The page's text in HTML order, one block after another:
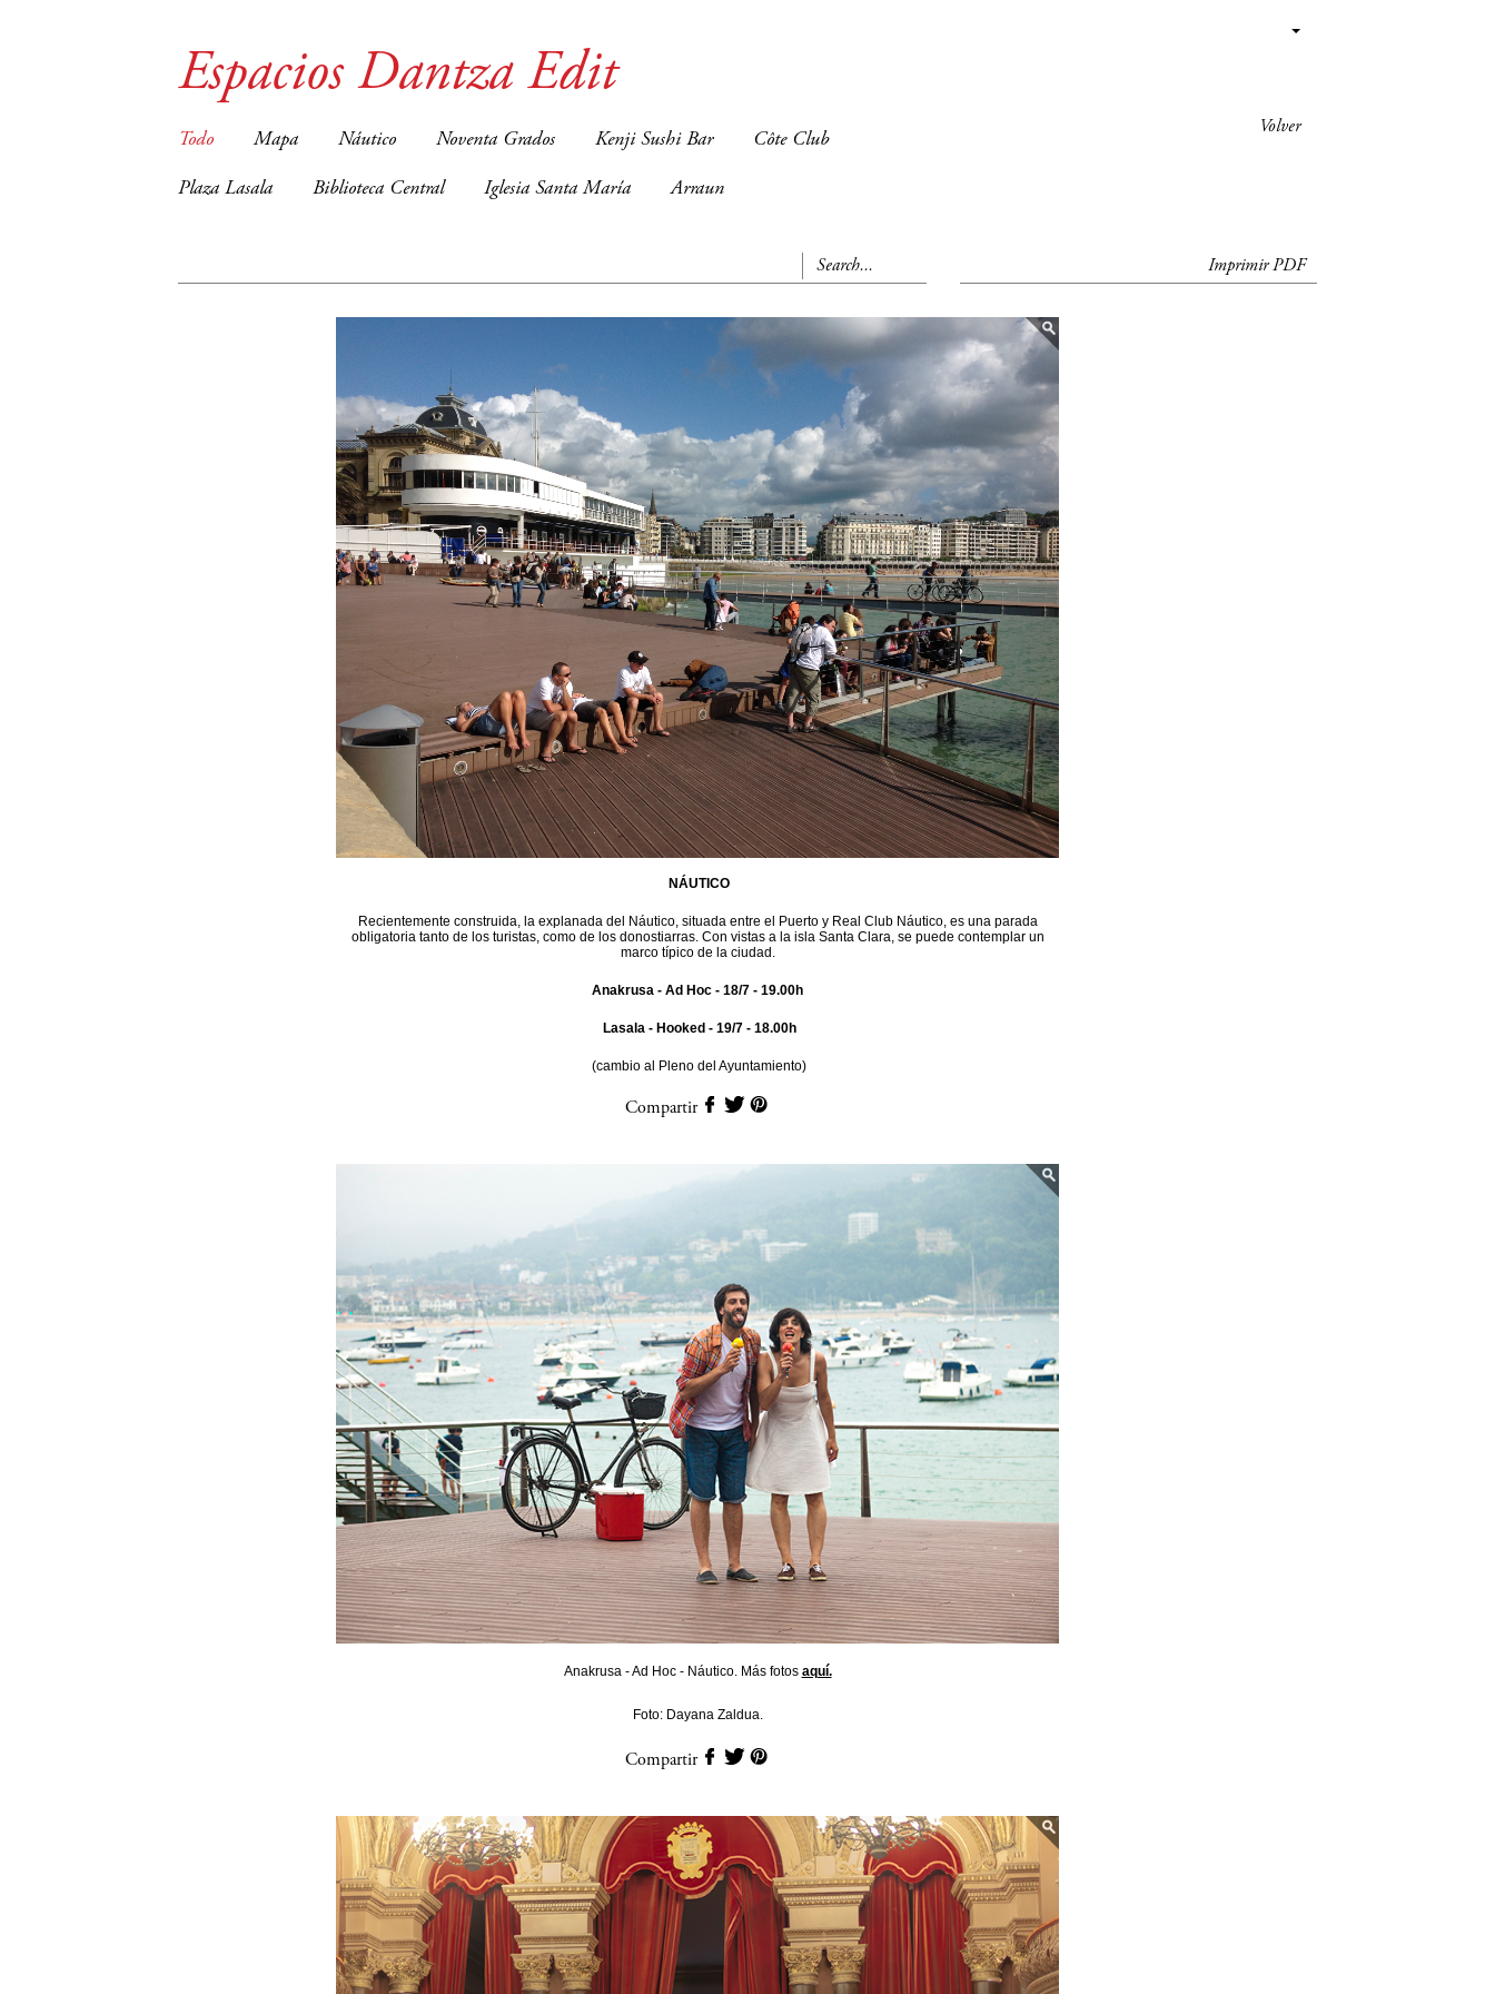
Volver
Espacios Dantza Edit
Todo Mapa Náutico Noventa Grados Kenji Sushi Bar Côte Club
Plaza Lasala Biblioteca Central Iglesia Santa María Arraun
Imprimir PDF
NÁUTICO
Recientemente construida, la explanada del Náutico, situada entre el Puerto y Real Club Náutico, es una parada
obligatoria tanto de los turistas, como de los donostiarras. Con vistas a la isla Santa Clara, se puede contemplar un
marco típico de la ciudad.
Anakrusa - Ad Hoc - 18/7 - 19.00h
Lasala - Hooked - 19/7 - 18.00h
(cambio al Pleno del Ayuntamiento)
Compartir
Anakrusa - Ad Hoc - Náutico. Más fotos aquí.
Foto: Dayana Zaldua.
Compartir